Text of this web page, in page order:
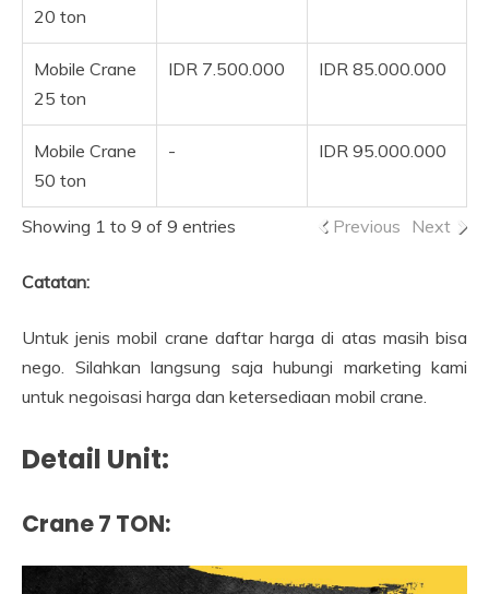
20 ton
Mobile Crane
25 ton
IDR 7.500.000 IDR 85.000.000
Mobile Crane
50 ton
- IDR 95.000.000
Showing 1 to 9 of 9 entries Previous Next
Catatan:
Untuk jenis mobil crane daftar harga di atas masih bisa
nego. Silahkan langsung saja hubungi marketing kami
untuk negoisasi harga dan ketersediaan mobil crane.
Detail Unit:
Crane 7 TON: